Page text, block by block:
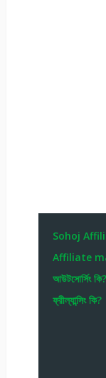
Sohoj
Affiliate
আউটসোর্সিং কি?
ফ্রীল্যান্সিং কি?